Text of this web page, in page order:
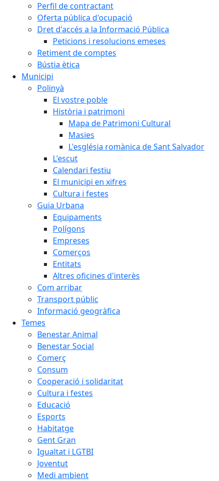
Perfil de contractant
Oferta pública d'ocupació
Dret d'accés a la Informació Pública
Peticions i resolucions emeses
Retiment de comptes
Bústia ètica
Municipi
Polinyà
El vostre poble
Història i patrimoni
Mapa de Patrimoni Cultural
Masies
L'església romànica de Sant Salvador
L'escut
Calendari festiu
El municipi en xifres
Cultura i festes
Guia Urbana
Equipaments
Polígons
Empreses
Comerços
Entitats
Altres oficines d'interès
Com arribar
Transport públic
Informació geogràfica
Temes
Benestar Animal
Benestar Social
Comerç
Consum
Cooperació i solidaritat
Cultura i festes
Educació
Esports
Habitatge
Gent Gran
Igualtat i LGTBI
Joventut
Medi ambient